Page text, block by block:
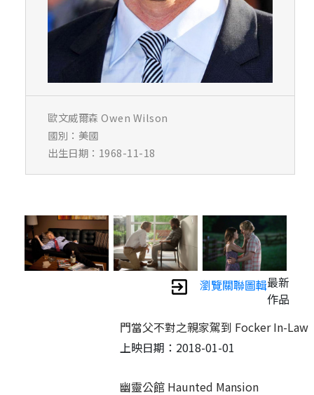
歐文威爾森 Owen Wilson
國別：美國
出生日期：1968-11-18
瀏覽關聯圖輯最新
作品
門當父不對之親家駕到 Focker In-Law
上映日期：2018-01-01
幽靈公館 Haunted Mansion